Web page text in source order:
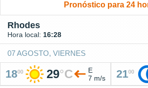
Pronóstico para 24
Rhodes
Hora local: 16:28
07 AGOSTO, VIERNES
1800 29°C
E
7 m/s
2100